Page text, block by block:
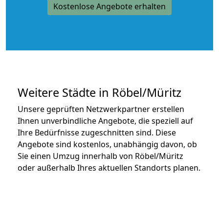
Kostenlose Angebote erhalten
Weitere Städte in Röbel/Müritz
Unsere geprüften Netzwerkpartner erstellen
Ihnen unverbindliche Angebote, die speziell auf
Ihre Bedürfnisse zugeschnitten sind. Diese
Angebote sind kostenlos, unabhängig davon, ob
Sie einen Umzug innerhalb von Röbel/Müritz
oder außerhalb Ihres aktuellen Standorts planen.